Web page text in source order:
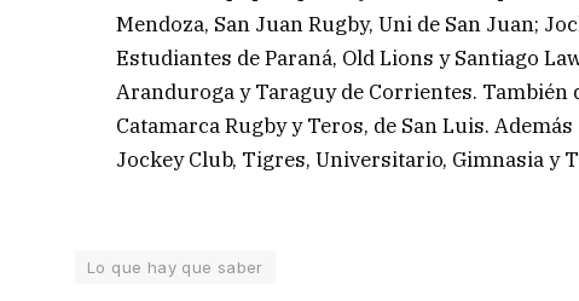
Mendoza, San Juan Rugby, Uni de San Juan;
Estudiantes de Paraná, Old Lions y Santiago
Aranduroga y Taraguy de Corrientes. También
Catamarca Rugby y Teros, de San Luis.
Jockey Club, Tigres, Universitario, Gimnasia y
Lo que hay que saber